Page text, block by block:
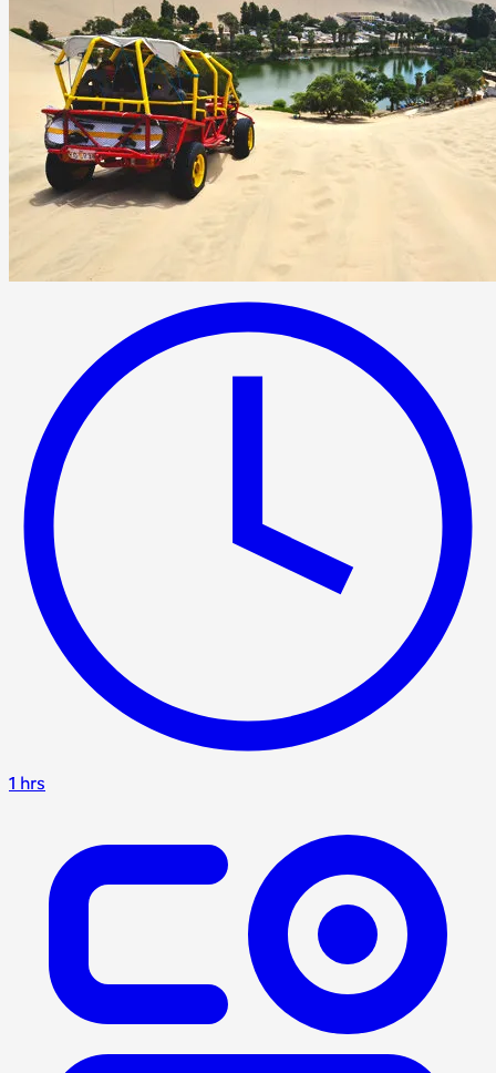
1 hrs